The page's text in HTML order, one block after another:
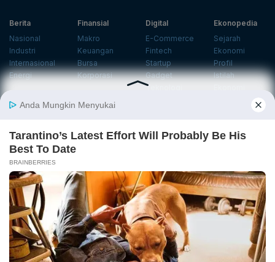
Berita
Nasional
Industri
Internasional
Energi
Finansial
Makro
Keuangan
Bursa
Korporasi
Digital
E-Commerce
Fintech
Startup
Gadget
Teknologi
Ekonopedia
Sejarah
Ekonomi
Profil
Istilah
Ekonomi
Energi Baru
Ekonomi
Investasi
Hijau
Jurnalisme
Infografik
Telaah
Laporan
Khusus
Wawancara
Podcast
Info
Indeks
Insight
Center